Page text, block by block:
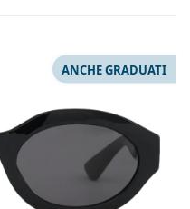
ANCHE GRADUATI